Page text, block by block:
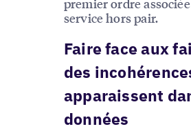
service hors pair.
Faire face aux
des
apparaissent
données